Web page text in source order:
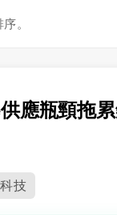
。
應瓶頸拖
技